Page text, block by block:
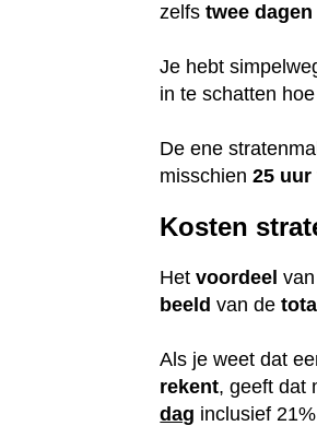
zelfstwee dagen
Je hebt
in te schatten
De ene
misschien25 uur
Kosten
Hetvoordeel
beeld van de
Als je weet dat
rekent, geeft dat
dag inclusief